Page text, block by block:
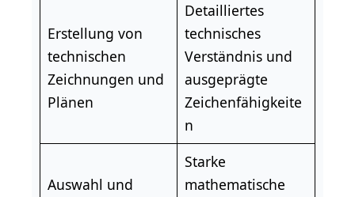
Erstellung von
technischen
Zeichnungen und
Plänen
Detailliertes
technisches
Verständnis und
ausgeprägte
Zeichenfähigkeite
n
Auswahl und
Starke
mathematische